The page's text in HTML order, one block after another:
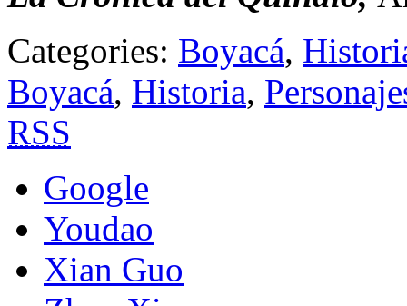
Categories: Boyacá,
Boyacá, Historia,
RSS
Google
Youdao
Xian Guo